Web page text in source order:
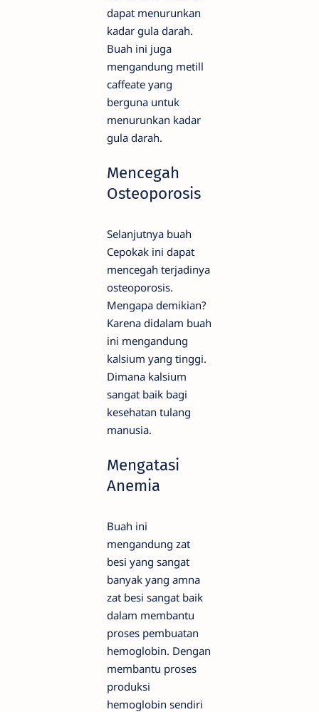
dapat menurunkan
kadar gula darah.
Buah ini juga
mengandung metill
caffeate yang
berguna untuk
menurunkan kadar
gula darah.
Mencegah
Osteoporosis
Selanjutnya buah
Cepokak ini dapat
mencegah terjadinya
osteoporosis.
Mengapa demikian?
Karena didalam buah
ini mengandung
kalsium yang tinggi.
Dimana kalsium
sangat baik bagi
kesehatan tulang
manusia.
Mengatasi
Anemia
Buah ini
mengandung zat
besi yang sangat
banyak yang amna
zat besi sangat baik
dalam membantu
proses pembuatan
hemoglobin. Dengan
membantu proses
produksi
hemoglobin sendiri